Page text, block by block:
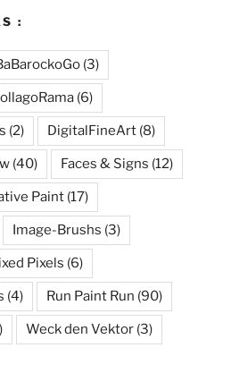
:
(3)
(6)
(2) DigitalFineArt (8)
(40) Faces & Signs (12)
Paint (17)
Image-Brushs (3)
Pixels (6)
(4) Run Paint Run (90)
Weck den Vektor (3)